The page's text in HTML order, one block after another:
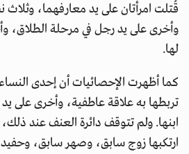
قُتلت امرأتان على يد معارفهما، وثلاث
وأخرى على يد رجل في مرحلة الطلاق،
لها.
كما أظهرت الإحصائيات أن إحدى
تربطها به علاقة عاطفية، وأخرى على يد
ابنها. ولم تتوقف دائرة العنف عند
ارتكبها زوج سابق، وصهر سابق،